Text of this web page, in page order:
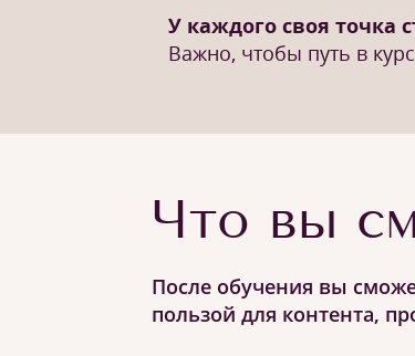
У каждого своя точка
Важно, чтобы путь в
Что вы
После обучения вы
пользой для контента,